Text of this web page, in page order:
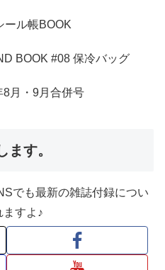
ール帳BOOK
BOOK #08 保冷バッグ
8月・9月合併号
す。
でも最新の雑誌付録につい
ますよ♪